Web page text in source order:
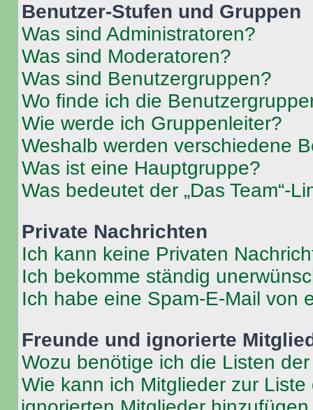
Benutzer-Stufen und Gruppen
Was sind Administratoren?
Was sind Moderatoren?
Was sind Benutzergruppen?
Wo finde ich die
Wie werde ich Gruppenleiter?
Weshalb werden verschiedene
Was ist eine Hauptgruppe?
Was bedeutet der „Das Team“-
Private Nachrichten
Ich kann keine Privaten
Ich bekomme ständig
Ich habe eine Spam-E-Mail von
Freunde und ignorierte
Wozu benötige ich die Listen
Wie kann ich Mitglieder zur